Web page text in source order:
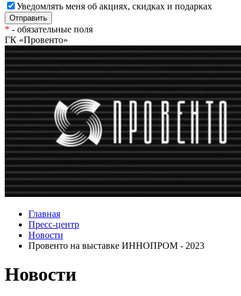
Уведомлять меня об акциях, скидках и подарках
* - обязательные поля
ГК «Провенто»
Главная
Пресс-центр
Новости
Провенто на выставке ИННОПРОМ - 2023
Новости